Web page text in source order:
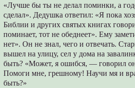
«Лучше бы ты не делал поминки, а
сделал». Дедушка ответил: «Я пока
Библии и других святых книгах
поминает, тот не обеднеет». Ему
нет». Он не знал, чего и отвечать.
вышел на улицу, сел у дома на
быть? «Может, я ошибся, — говорил
Помоги мне, грешному! Научи мя и
быть?»